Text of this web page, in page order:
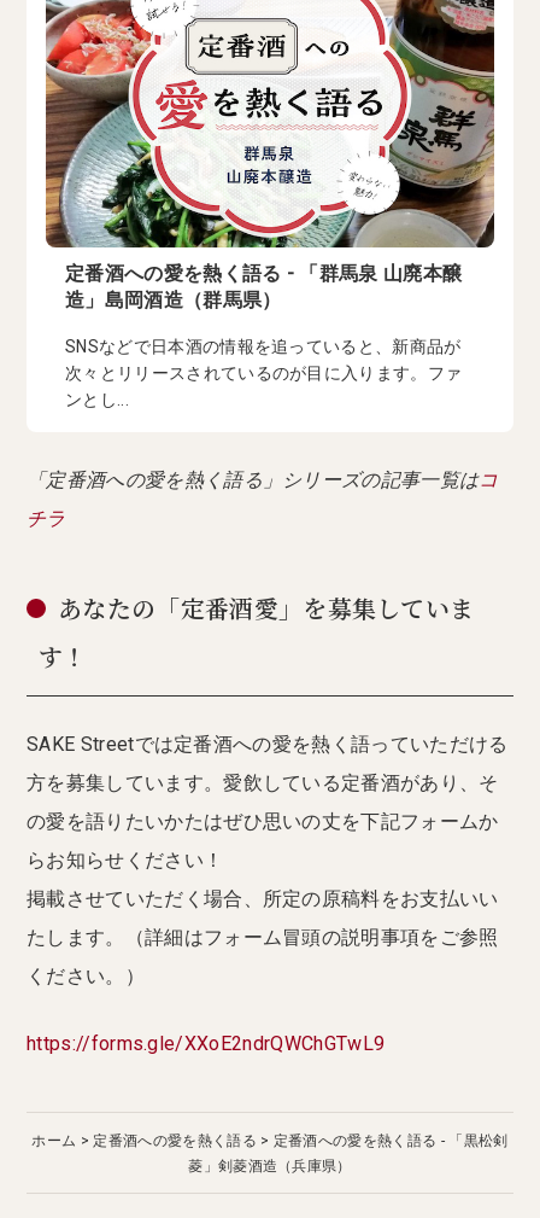
定番酒への愛を熱く語る - 「群馬泉 山廃本醸
造」島岡酒造（群馬県）
SNSなどで日本酒の情報を追っていると、新商品が
次々とリリースされているのが目に入ります。ファ
ンとし...
「定番酒への愛を熱く語る」シリーズの記事一覧はコ
チラ
あなたの「定番酒愛」を募集していま
す！
SAKE Streetでは定番酒への愛を熱く語っていただける
方を募集しています。愛飲している定番酒があり、そ
の愛を語りたいかたはぜひ思いの丈を下記フォームか
らお知らせください！
掲載させていただく場合、所定の原稿料をお支払いい
たします。（詳細はフォーム冒頭の説明事項をご参照
ください。）
https://forms.gle/XXoE2ndrQWChGTwL9
ホーム 定番酒への愛を熱く語る
定番酒への愛を熱く語る - 「黒松剣
菱」剣菱酒造（兵庫県）